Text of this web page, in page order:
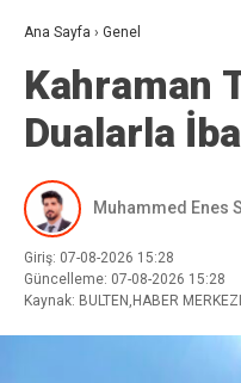
Ana Sayfa › Genel
Kahraman
Dualarla
Muhammed Enes
Giriş: 07-08-2026 15:28
Güncelleme: 07-08-2026 15:28
Kaynak: BULTEN,HABER MERKEZI